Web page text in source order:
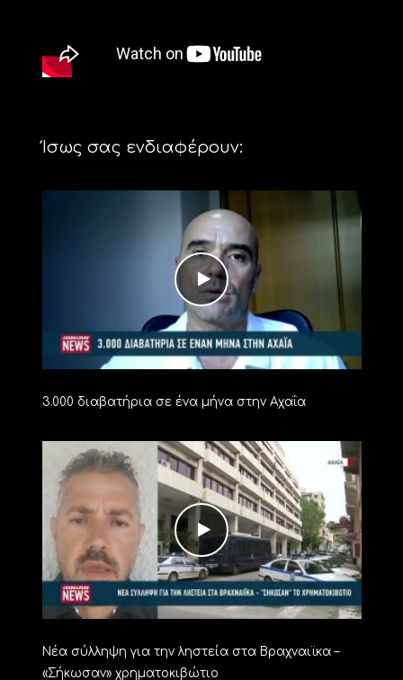
Ίσως σας ενδιαφέρουν:
3.000 διαβατήρια σε ένα μήνα στην Αχαΐα
Νέα σύλληψη για την ληστεία στα Βραχναιϊκα –
«Σήκωσαν» χρηματοκιβώτιο